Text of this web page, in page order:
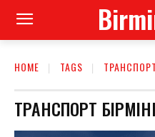
HOME TAGS
ТРАНСПОРТ